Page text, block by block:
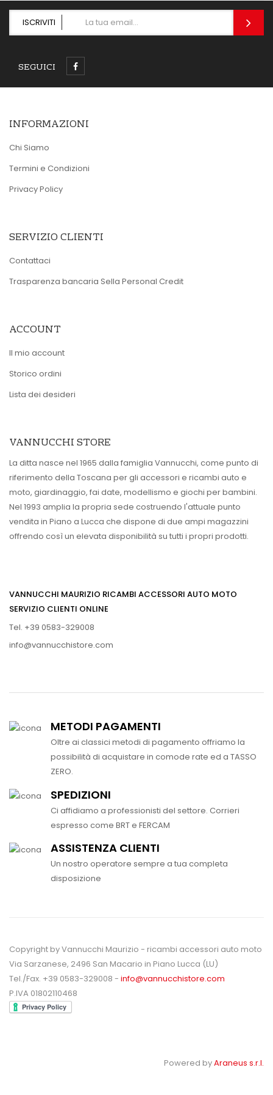
ISCRIVITI
SEGUICI
INFORMAZIONI
Chi Siamo
Termini e Condizioni
Privacy Policy
SERVIZIO CLIENTI
Contattaci
Trasparenza bancaria Sella Personal Credit
ACCOUNT
Il mio account
Storico ordini
Lista dei desideri
VANNUCCHI STORE
La ditta nasce nel 1965 dalla famiglia Vannucchi, come punto di
riferimento della Toscana per gli accessori e ricambi auto e
moto, giardinaggio, fai date, modellismo e giochi per bambini.
Nel 1993 amplia la propria sede costruendo l'attuale punto
vendita in Piano a Lucca che dispone di due ampi magazzini
offrendo così un elevata disponibilità su tutti i propri prodotti.
VANNUCCHI MAURIZIO RICAMBI ACCESSORI AUTO MOTO
SERVIZIO CLIENTI ONLINE
Tel. +39 0583-329008
info@vannucchistore.com
METODI PAGAMENTI
Oltre ai classici metodi di pagamento offriamo la
possibilità di acquistare in comode rate ed a TASSO
ZERO.
SPEDIZIONI
Ci affidiamo a professionisti del settore. Corrieri
espresso come BRT e FERCAM
ASSISTENZA CLIENTI
Un nostro operatore sempre a tua completa
disposizione
Copyright by Vannucchi Maurizio - ricambi accessori auto moto
Via Sarzanese, 2496 San Macario in Piano Lucca (LU)
Tel./Fax. +39 0583-329008 - info@vannucchistore.com
P.IVA 01802110468
Powered byAraneus s.r.l.